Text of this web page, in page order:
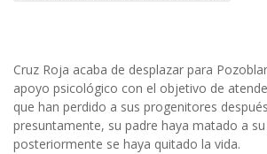
Cruz Roja acaba de desplazar para
apoyo psicológico con el objetivo de
que han perdido a sus progenitores
presuntamente, su padre haya matado a
posteriormente se haya quitado la vida.